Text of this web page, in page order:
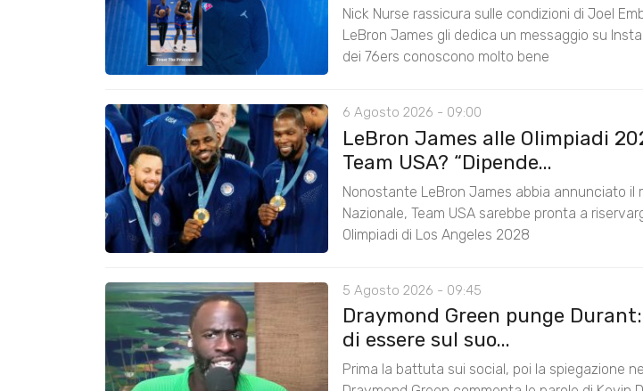
Nick Nurse rassicura sulle condizioni di Joel
LeBron James gli dedica un messaggio su
dei 76ers conoscono molto bene
6 Agosto 2026 - 09:00
LeBron James alle Olimpiadi
Team USA? “Dipende...
Nonostante LeBron James abbia annunciato il
Nazionale, Team USA sarebbe pronta a
Olimpiadi di Los Angeles 2028
5 Agosto 2026 - 09:45
Draymond Green punge
di essere sul suo...
Prima la battuta sui social, poi la spiegazione